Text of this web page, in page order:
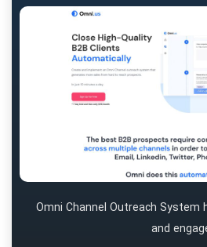
Omni Channel Outreach
and